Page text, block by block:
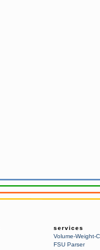
services
Volume-Weight-
FSU Parser